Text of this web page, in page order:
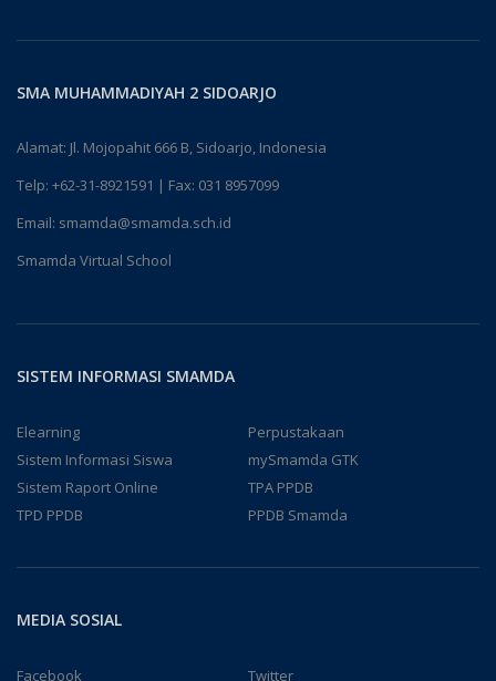
SMA MUHAMMADIYAH 2 SIDOARJO
Alamat: Jl. Mojopahit 666 B, Sidoarjo, Indonesia
Telp: +62-31-8921591 | Fax: 031 8957099
Email: smamda@smamda.sch.id
Smamda Virtual School
SISTEM INFORMASI SMAMDA
Elearning
Perpustakaan
Sistem Informasi Siswa
mySmamda GTK
Sistem Raport Online
TPA PPDB
TPD PPDB
PPDB Smamda
MEDIA SOSIAL
Facebook Twitter